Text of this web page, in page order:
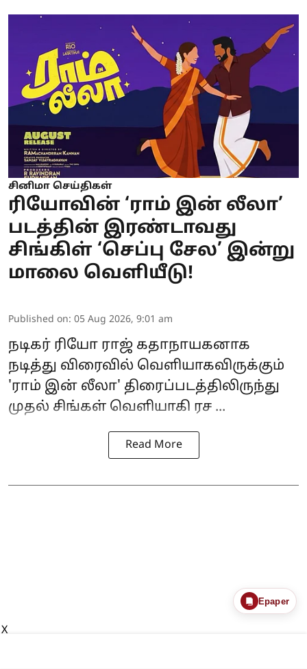
சினிமா செய்திகள்
ரியோவின் ‘ராம் இன் லீலா’
படத்தின் இரண்டாவது
சிங்கிள் ‘செப்பு சேல’ இன்று
மாலை வெளியீடு!
Published on: 05 Aug 2026, 9:01 am
நடிகர் ரியோ ராஜ் கதாநாயகனாக
நடித்து விரைவில் வெளியாகவிருக்கும்
'ராம் இன் லீலா' திரைப்படத்திலிருந்து
முதல் சிங்கள் வெளியாகி ரச ...
Read More
Epaper
X